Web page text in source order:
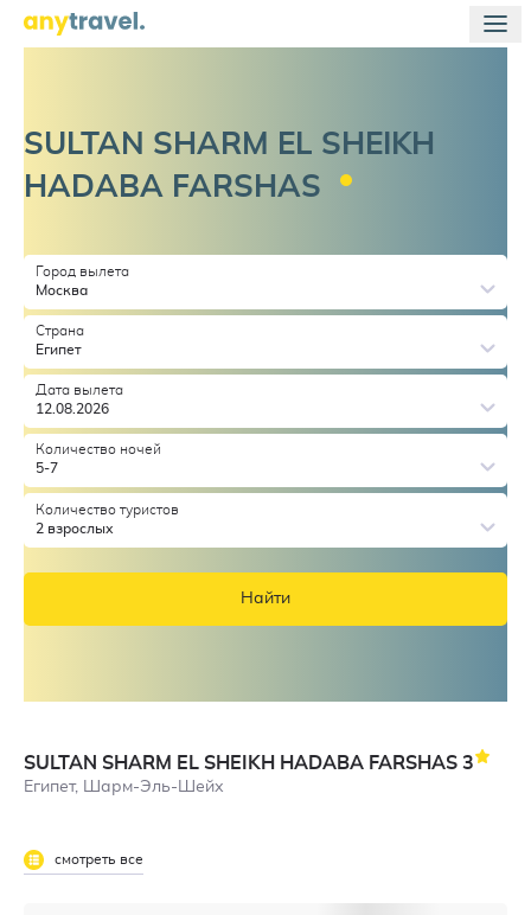
SULTAN SHARM EL SHEIKH
HADABA FARSHAS
Город вылета
Москва
Страна
Египет
Дата вылета
12.08.2026
Количество ночей
5-7
Количество туристов
2 взрослых
Найти
SULTAN SHARM EL SHEIKH HADABA FARSHAS 3
Египет, Шарм-Эль-Шейх
смотреть все